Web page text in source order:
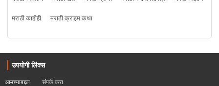
मराठी काहीही
मराठी क्राइम कथा
उपयोगी लिंक्स
आमच्याबद्दल संपर्क करा